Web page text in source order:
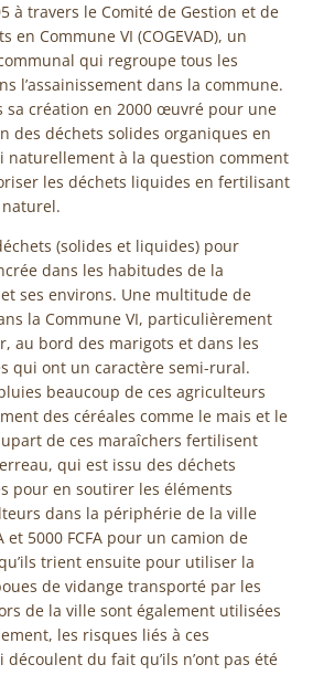
à travers le Comité de Gestion et de
en Commune VI (COGEVAD), un
qui regroupe tous les
l’assainissement dans la commune.
sa création en 2000 œuvré pour une
des déchets solides organiques en
naturellement à la question comment
les déchets liquides en fertilisant
(solides et liquides) pour
dans les habitudes de la
ses environs. Une multitude de
la Commune VI, particulièrement
au bord des marigots et dans les
qui ont un caractère semi-rural.
beaucoup de ces agriculteurs
des céréales comme le mais et le
de ces maraîchers fertilisent
qui est issu des déchets
pour en soutirer les éléments
dans la périphérie de la ville
et 5000 FCFA pour un camion de
trient ensuite pour utiliser la
de vidange transporté par les
de la ville sont également utilisées
les risques liés à ces
du fait qu’ils n’ont pas été